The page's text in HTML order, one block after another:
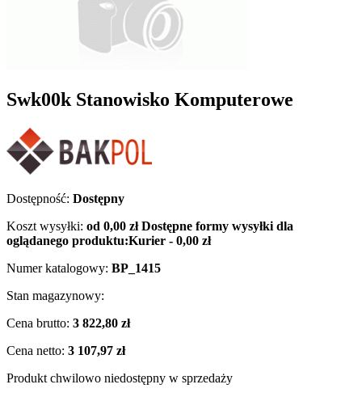
Swk00k Stanowisko Komputerowe
Dostępność: Dostępny
Koszt wysyłki: od 0,00 złDostępne formy wysyłki dla
oglądanego produktu:Kurier - 0,00 zł
Numer katalogowy: BP_1415
Stan magazynowy:
Cena brutto: 3 822,80 zł
Cena netto: 3 107,97 zł
Produkt chwilowo niedostępny w sprzedaży